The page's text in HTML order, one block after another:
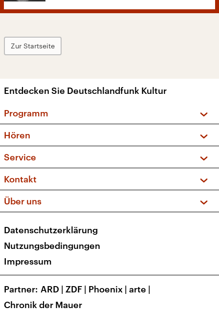
Zur Startseite
Entdecken Sie Deutschlandfunk Kultur
Programm
Sendungen und Podcasts
Musikliste
Kakadu – Das Kinderprogramm
Hören
Frequenzen (UKW + DAB+)
Service
FAQ
Apps
Newsletter
Veranstaltungen
Kontakt
Social Media
Über uns
Presse
Karriere
Transparenz
Datenschutzerklärung
Nutzungsbedingungen
Impressum
Partner ARD | ZDF | Phoenix | arte |
Chronik der Mauer